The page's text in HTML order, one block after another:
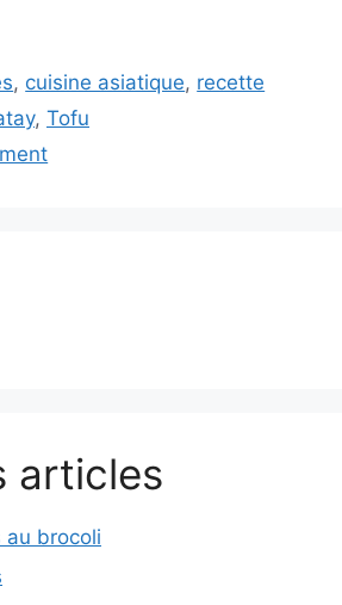
, cuisine asiatique, recette
, Tofu
articles
au brocoli